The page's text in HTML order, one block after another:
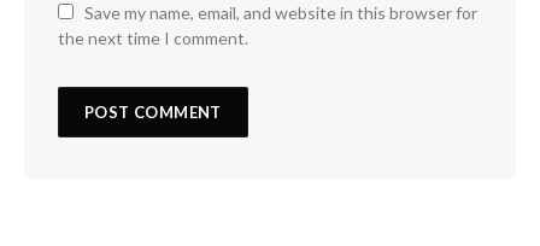
Save my name, email, and website in this browser for
the next time I comment.